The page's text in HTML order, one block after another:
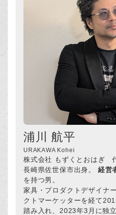
浦川 航平
URAKAWA Kohei
株式会社 もずくとおはぎ
長崎県佐世保市出身。 経営
を持つ男。
家具・プロダクトデザイナ
クトマーケッターを経て
踏み入れ、2023年3月に独